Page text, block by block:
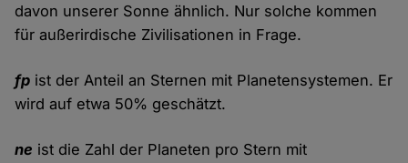
davon unserer Sonne ähnlich. Nur solche kommen
für außerirdische Zivilisationen in Frage.
fp ist der Anteil an Sternen mit Planetensystemen. Er
wird auf etwa 50% geschätzt.
ne ist die Zahl der Planeten pro Stern mit